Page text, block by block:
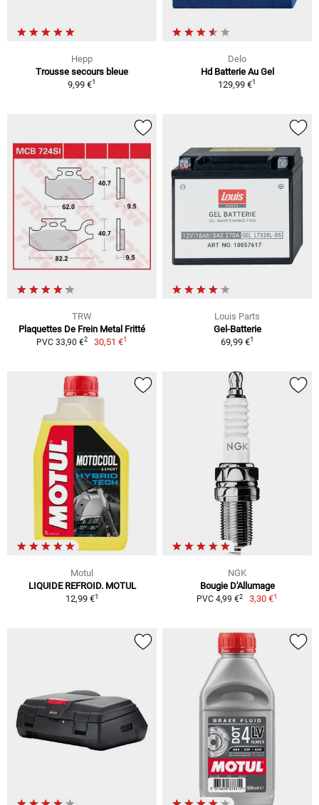
Hepp
Trousse secours bleue
9,99 €1
Delo
Hd Batterie Au Gel
129,99 €1
TRW
Plaquettes De Frein Metal Fritté
PVC 33,90 €2 30,51 €1
Louis Parts
Gel-Batterie
69,99 €1
Motul
LIQUIDE REFROID. MOTUL
12,99 €1
NGK
Bougie D'Allumage
PVC 4,99 €2 3,30 €1